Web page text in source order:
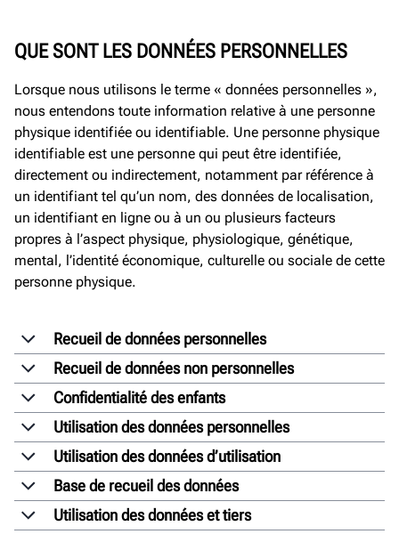
QUE SONT LES DONNÉES PERSONNELLES
Lorsque nous utilisons le terme « données personnelles »,
nous entendons toute information relative à une personne
physique identifiée ou identifiable. Une personne physique
identifiable est une personne qui peut être identifiée,
directement ou indirectement, notamment par référence à
un identifiant tel qu’un nom, des données de localisation,
un identifiant en ligne ou à un ou plusieurs facteurs
propres à l’aspect physique, physiologique, génétique,
mental, l’identité économique, culturelle ou sociale de cette
personne physique.
Recueil de données personnelles
Recueil de données non personnelles
Confidentialité des enfants
Utilisation des données personnelles
Utilisation des données d’utilisation
Base de recueil des données
Utilisation des données et tiers